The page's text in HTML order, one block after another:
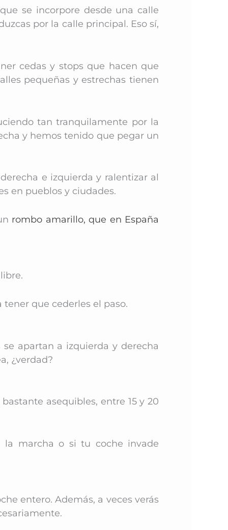
se incorpore desde una calle
por la calle principal. Eso sí,
cedas y stops que hacen que
pequeñas y estrechas tienen
tan tranquilamente por la
y hemos tenido que pegar un
e izquierda y ralentizar al
en pueblos y ciudades.
rombo amarillo, que en España
tener que cederles el paso.
apartan a izquierda y derecha
¿verdad?
asequibles, entre 15 y 20
la marcha o si tu coche invade
entero. Además, a veces verás